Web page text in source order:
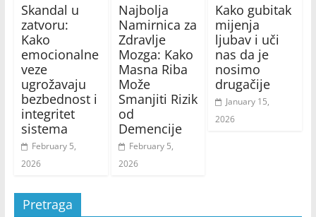
Skandal u
zatvoru:
Kako
emocionalne
veze
ugrožavaju
bezbednost i
integritet
sistema
February 5,
2026
Najbolja
Namirnica za
Zdravlje
Mozga: Kako
Masna Riba
Može
Smanjiti Rizik
od
Demencije
February 5,
2026
Kako gubitak
mijenja
ljubav i uči
nas da je
nosimo
drugačije
January 15,
2026
Pretraga